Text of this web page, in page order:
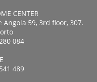
CENTER
59, 3rd floor, 307.
084
489